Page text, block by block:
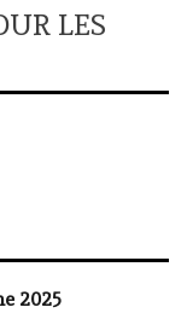
LES
2025